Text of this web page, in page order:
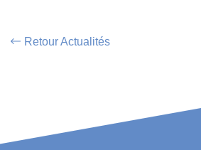
Retour Actualités